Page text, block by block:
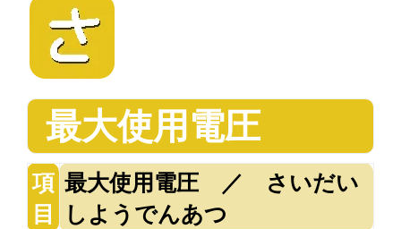
最大使用電圧
項
目
最大使用電圧 ／ さいだい
しようでんあつ